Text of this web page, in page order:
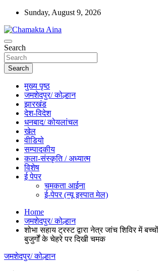
Skip
content
Sunday, August 9, 2026
Chamakta Aina
Hindi News Paper – Jharkhand
Search
Search
मुख्य पृष्ठ
जमशेदपुर/ कोल्हान
झारखंड
देश-विदेश
धनबाद/ कोयलांचल
खेल
वीडियो
सम्पादकीय
कला-संस्कृति / अध्यात्म
विशेष
ई पेपर
चमकता आईना
ई-पेपर (न्यू इस्पात मेल)
Home
जमशेदपुर/ कोल्हान
शोभा सहाय ट्रस्ट द्वारा नेत्र जांच शिविर में
बुजुर्गों के चेहरे पर दिखी चमक
जमशेदपुर/ कोल्हान